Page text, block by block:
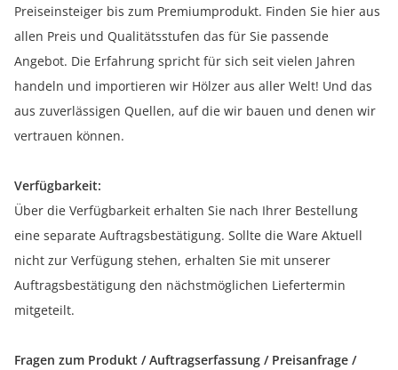
Preiseinsteiger bis zum Premiumprodukt. Finden Sie hier aus
allen Preis und Qualitätsstufen das für Sie passende
Angebot. Die Erfahrung spricht für sich seit vielen Jahren
handeln und importieren wir Hölzer aus aller Welt! Und das
aus zuverlässigen Quellen, auf die wir bauen und denen wir
vertrauen können.
Verfügbarkeit:
Über die Verfügbarkeit erhalten Sie nach Ihrer Bestellung
eine separate Auftragsbestätigung. Sollte die Ware Aktuell
nicht zur Verfügung stehen, erhalten Sie mit unserer
Auftragsbestätigung den nächstmöglichen Liefertermin
mitgeteilt.
Fragen zum Produkt / Auftragserfassung / Preisanfrage /